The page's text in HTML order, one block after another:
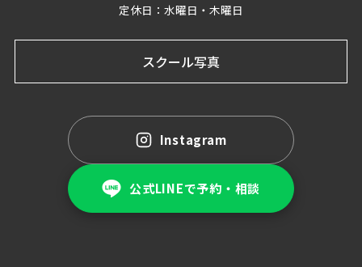
定休日：水曜日・木曜日
スクール写真
Instagram
公式LINEで予約・相談